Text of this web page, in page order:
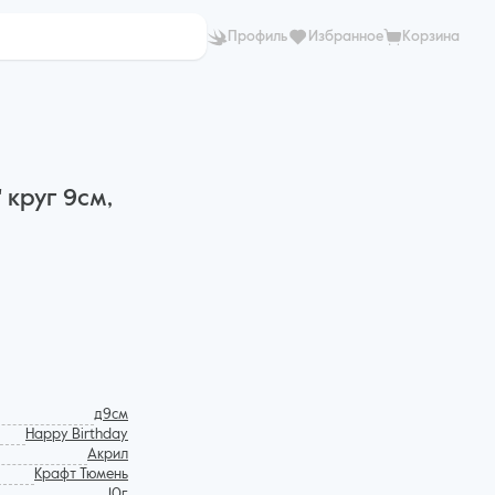
Профиль Избранное Корзина
9см,
д9см
Happy Birthday
Акрил
Крафт Тюмень